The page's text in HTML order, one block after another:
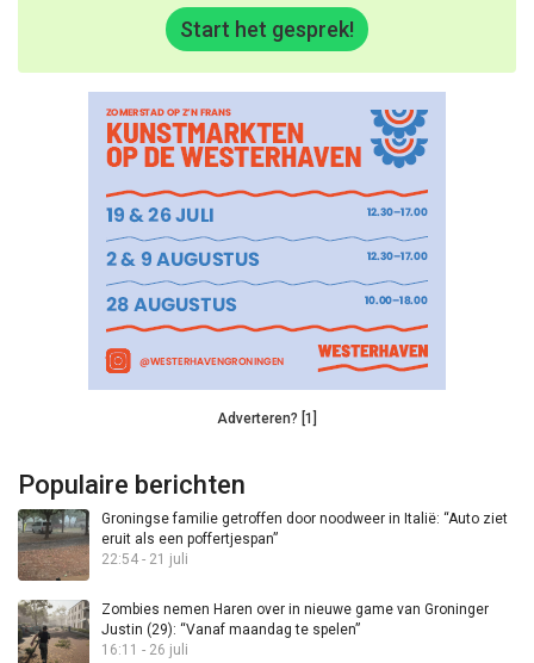
Start het gesprek!
Adverteren? [1]
Populaire berichten
Groningse familie getroffen door noodweer in Italië: “Auto ziet
eruit als een poffertjespan”
22:54 - 21 juli
Zombies nemen Haren over in nieuwe game van Groninger
Justin (29): “Vanaf maandag te spelen”
16:11 - 26 juli